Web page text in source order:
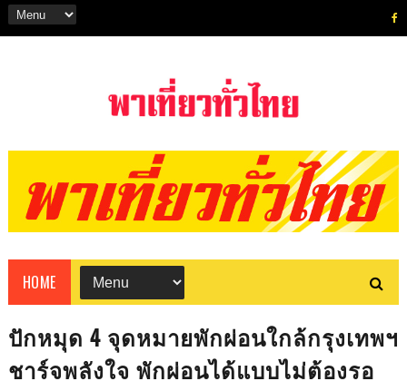
HOME
ปักหมุด 4 จุดหมายพักผ่อนใกล้กรุงเทพฯ
ชาร์จพลังใจ พักผ่อนได้แบบไม่ต้องรอ